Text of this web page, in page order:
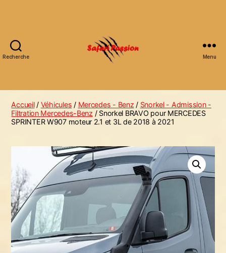
Recherche Menu
Accueil/ Véhicules / Mercedes - Benz / Snorkel - Admission -
Filtration Mercedes-Benz / Snorkel BRAVO pour MERCEDES
SPRINTER W907 moteur 2.1 et 3L de 2018 à 2021